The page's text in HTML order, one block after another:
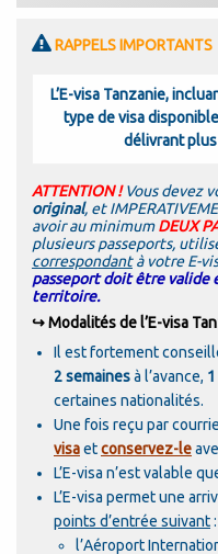
RAPPELS IMPORTANTS
L’E-visa Tanzanie,
type de visa
délivrant
ATTENTION ! Vous devez
original, et
avoir au minimumDEUX
plusieurs passeports,
correspondantà votre E-
passeport doit être valide
territoire.
↪ Modalités de l’E-visa
Il est fortement
2 semainesà l’avance,
certaines nationalités.
Une fois reçu par
visaetconservez-le
L’E-visa n’est valable
L’E-visa permet une
points d’entrée suivant:
l’Aéroport